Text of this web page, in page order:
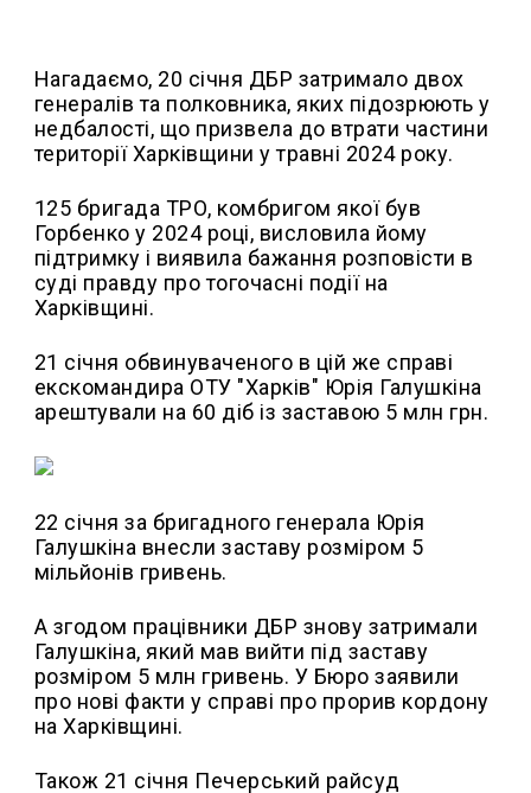
Нагадаємо, 20 січня ДБР затримало двох
генералів та полковника, яких підозрюють у
недбалості, що призвела до втрати частини
території Харківщини у травні 2024 року.
125 бригада ТРО, комбригом якої був
Горбенко у 2024 році, висловила йому
підтримку і виявила бажання розповісти в
суді правду про тогочасні події на
Харківщині.
21 січня обвинуваченого в цій же справі
екскомандира ОТУ "Харків" Юрія Галушкіна
арештували на 60 діб із заставою 5 млн грн.
22 січня за бригадного генерала Юрія
Галушкіна внесли заставу розміром 5
мільйонів гривень.
А згодом працівники ДБР знову затримали
Галушкіна, який мав вийти під заставу
розміром 5 млн гривень. У Бюро заявили
про нові факти у справі про прорив кордону
на Харківщині.
Також 21 січня Печерський райсуд